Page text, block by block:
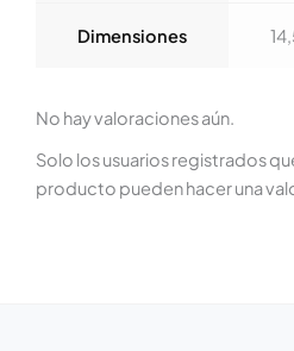
Dimensiones
No hay valoraciones aún.
Solo los usuarios registrados
producto pueden hacer una